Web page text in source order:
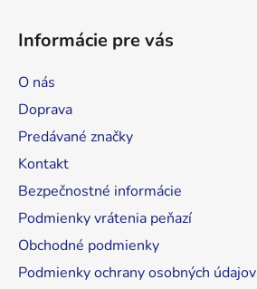
Informácie pre vás
O nás
Doprava
Predávané značky
Kontakt
Bezpečnostné informácie
Podmienky vrátenia peňazí
Obchodné podmienky
Podmienky ochrany osobných údajov